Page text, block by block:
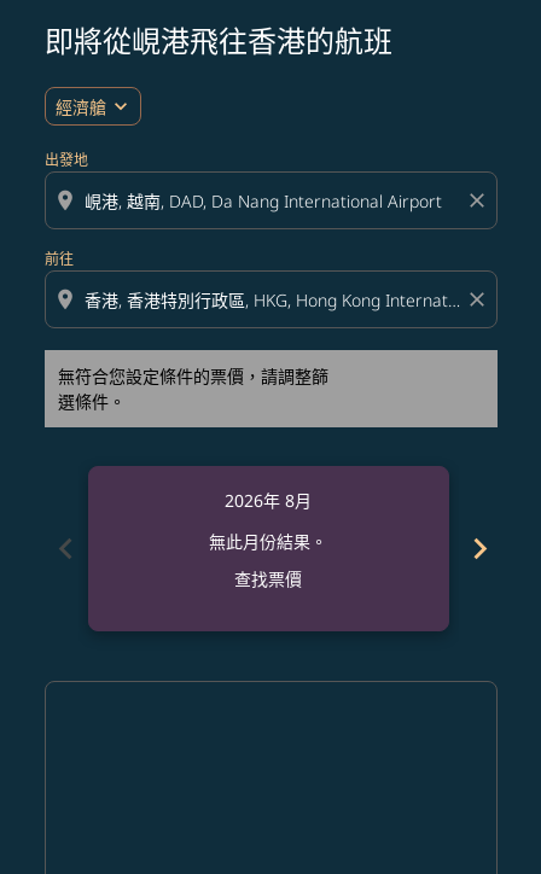
即將從峴港飛往香港的航班
經濟艙 expand_more
出發地
location_on close
前往
location_on close
無符合您設定條件的票價，請調整篩
選條件。
無符合您設定條件的票價，請調整篩選條件。
chevron_left
2026年 8月
無此月份結果。
查找票價
chevron_right